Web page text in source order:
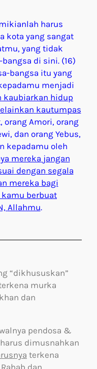
harus
kota yang sangat
yang tidak
di sini. (16)
bangsa itu yang
menjadi
kaubiarkan hidup
kautumpas
orang Amori, orang
dan orang Yebus,
kepadamu oleh
mereka jangan
dengan segala
mereka bagi
kamu berbuat
Allahmu.
“dikhususkan”
murka
dan
pendosa &
dimusnahkan
terkena
dan